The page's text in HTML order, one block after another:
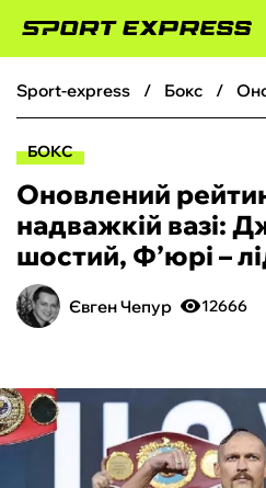
ФУТБОЛ
БОКС
ХОКЕЙ
КІБЕРСПОРТ
ЧС-2026
sport-express бокс
БОКС
Оновлений
надважкій вазі:
шостий, Ф’юрі –
Євген Чепур 12666